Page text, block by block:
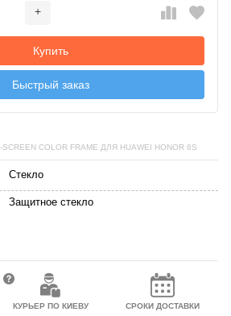
+
Купить
Быстрый заказ
COLOR FRAME ДЛЯ HUAWEI HONOR 8S
Стекло
Защитное стекло
КУРЬЕР ПО КИЕВУ СРОКИ ДОСТАВКИ